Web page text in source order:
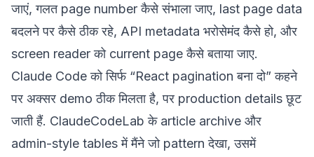
जाएं, गलत page number कैसे संभाला जाए, last page data
बदलने पर कैसे ठीक रहे, API metadata भरोसेमंद कैसे हो, और
screen reader को current page कैसे बताया जाए.
Claude Code को सिर्फ “React pagination बना दो” कहने
पर अक्सर demo ठीक मिलता है, पर production details छूट
जाती हैं. ClaudeCodeLab के article archive और
admin-style tables में मैंने जो pattern देखा, उसमें